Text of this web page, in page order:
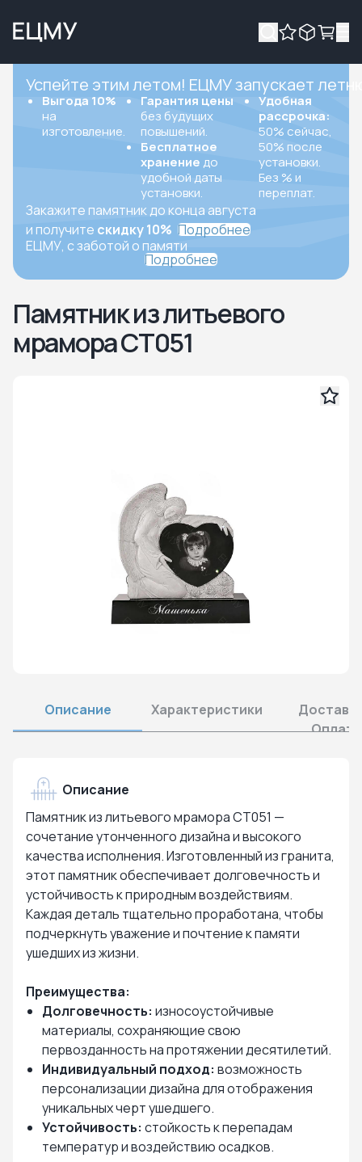
Успейте этим летом! ЕЦМУ запускает
Выгода 10%
на
изготовление.
Гарантия цены
без будущих
повышений.
Бесплатное
хранение до
удобной даты
установки.
Удобная
рассрочка:
50% сейчас,
50% после
установки.
Без % и
переплат.
Закажите памятник до конца августа
и получите скидку 10% Подробнее
ЕЦМУ, с заботой о памяти
Подробнее
Памятник из литьевого
мрамора СТ051
Описание Характеристики
Оплата
Описание
Памятник из литьевого мрамора СТ051 —
сочетание утонченного дизайна и высокого
качества исполнения. Изготовленный из гранита,
этот памятник обеспечивает долговечность и
устойчивость к природным воздействиям.
Каждая деталь тщательно проработана, чтобы
подчеркнуть уважение и почтение к памяти
ушедших из жизни.
Преимущества:
Долговечность: износоустойчивые
материалы, сохраняющие свою
первозданность на протяжении десятилетий.
Индивидуальный подход: возможность
персонализации дизайна для отображения
уникальных черт ушедшего.
Устойчивость: стойкость к перепадам
температур и воздействию осадков.